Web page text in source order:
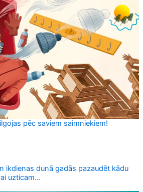
pēc saviem saimniekiem!
ikdienas dunā gadās pazaudēt kādu
uzticam...